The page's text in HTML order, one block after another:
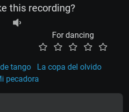
this recording?
For dancing
tango
La copa del olvido
pecadora